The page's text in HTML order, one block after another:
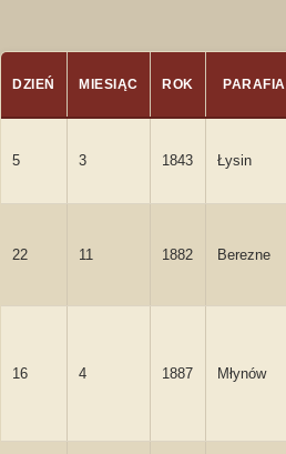
DZIEŃ MIESIĄC ROK PARAFIA
5 3 1843 Łysin
22 11 1882 Berezne
16 4 1887 Młynów